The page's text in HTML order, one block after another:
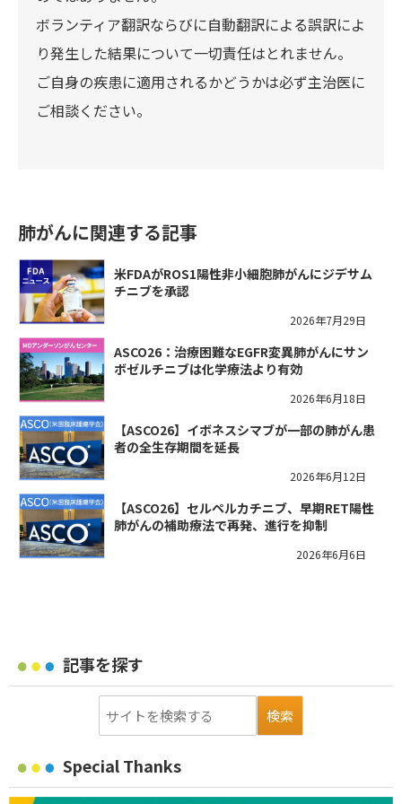
ボランティア翻訳ならびに自動翻訳による誤訳によ
り発生した結果について一切責任はとれません。
ご自身の疾患に適用されるかどうかは必ず主治医に
ご相談ください。
肺がんに関連する記事
米FDAがROS1陽性非小細胞肺がんにジデサム
チニブを承認
2026年7月29日
ASCO26：治療困難なEGFR変異肺がんにサン
ボゼルチニブは化学療法より有効
2026年6月18日
【ASCO26】イボネスシマブが一部の肺がん患
者の全生存期間を延長
2026年6月12日
【ASCO26】セルペルカチニブ、早期RET陽性
肺がんの補助療法で再発、進行を抑制
2026年6月6日
記事を探す
Special Thanks